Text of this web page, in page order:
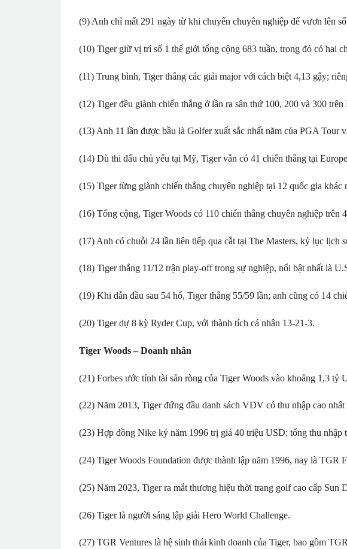
(9) Anh chỉ mất 291 ngày từ khi chuyển chuyên nghiệp để vươn lên
(10) Tiger giữ vị trí số 1 thế giới tổng cộng 683 tuần, trong đó có hai
(11) Trung bình, Tiger thắng các giải major với cách biệt 4,13 gậy;
(12) Tiger đều giành chiến thắng ở lần ra sân thứ 100, 200 và 300 trên
(13) Anh 11 lần được bầu là Golfer xuất sắc nhất năm của PGA Tour
(14) Dù thi đấu chủ yếu tại Mỹ, Tiger vẫn có 41 chiến thắng tại
(15) Tiger từng giành chiến thắng chuyên nghiệp tại 12 quốc gia khác
(16) Tổng cộng, Tiger Woods có 110 chiến thắng chuyên nghiệp trên
(17) Anh có chuỗi 24 lần liên tiếp qua cắt tại The Masters, kỷ lục lịch
(18) Tiger thắng 11/12 trận play-off trong sự nghiệp, nổi bật nhất là
(19) Khi dẫn đầu sau 54 hố, Tiger thắng 55/59 lần; anh cũng có 14
(20) Tiger dự 8 kỳ Ryder Cup, với thành tích cá nhân 13-21-3.
Tiger Woods – Doanh nhân
(21) Forbes ước tính tài sản ròng của Tiger Woods vào khoảng 1,3 tỷ
(22) Năm 2013, Tiger đứng đầu danh sách VĐV có thu nhập cao
(23) Hợp đồng Nike ký năm 1996 trị giá 40 triệu USD; tổng thu
(24) Tiger Woods Foundation được thành lập năm 1996, nay là TGR
(25) Năm 2023, Tiger ra mắt thương hiệu thời trang golf cao cấp Sun
(26) Tiger là người sáng lập giải Hero World Challenge.
(27) TGR Ventures là hệ sinh thái kinh doanh của Tiger, bao gồm